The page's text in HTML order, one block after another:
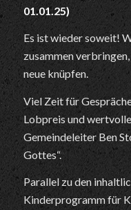
01.01.25)
Es ist wieder soweit!
zusammen
neue knüpfen.
Viel Zeit für
Lobpreis und
Gemeindeleiter Ben
Gottes“.
Parallel zu den
Kinderprogramm für